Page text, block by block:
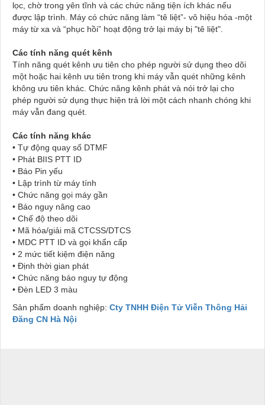
lọc, chờ trong yên tĩnh và các chức năng tiện ích khác nếu
được lập trình. Máy có chức năng làm “tê liệt”- vô hiệu hóa -một
máy từ xa và “phục hồi” hoạt động trở lại máy bị "tê liệt".
Các tính năng quét kênh
Tính năng quét kênh ưu tiên cho phép người sử dụng theo dõi
một hoặc hai kênh ưu tiên trong khi máy vẫn quét những kênh
không ưu tiên khác. Chức năng kênh phát và nói trở lại cho
phép người sử dụng thực hiện trả lời một cách nhanh chóng khi
máy vẫn đang quét.
Các tính năng khác
• Tự động quay số DTMF
• Phát BIIS PTT ID
• Báo Pin yếu
• Lập trình từ máy tính
• Chức năng gọi máy gần
• Báo nguy nâng cao
• Chế độ theo dõi
• Mã hóa/giải mã CTCSS/DTCS
• MDC PTT ID và gọi khẩn cấp
• 2 mức tiết kiệm điện năng
• Định thời gian phát
• Chức năng báo nguy tự động
• Đèn LED 3 màu
Sản phẩm doanh nghiệp: Cty TNHH Điện Tử Viễn Thông Hải
Đăng CN Hà Nội